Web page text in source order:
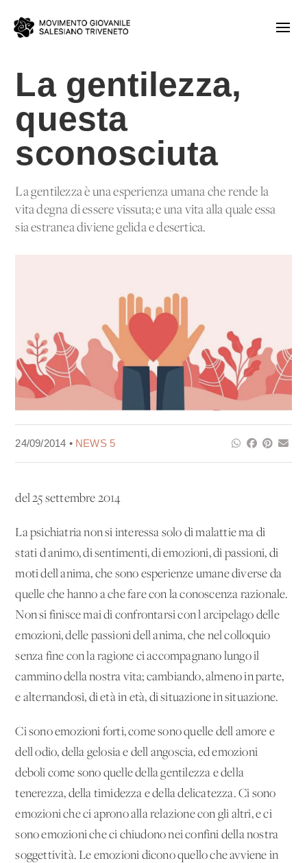
La gentilezza,
questa
sconosciuta
La gentilezza è una esperienza umana che rende la
vita degna di essere vissuta; e una vita alla quale essa
sia estranea diviene gelida e desertica.
24/09/2014 • NEWS 5
del 25 settembre 2014
La psichiatria non si interessa solo di malattie ma di
stati d'animo, di sentimenti, di emozioni, di passioni, di
moti dell'anima, che sono esperienze umane diverse da
quelle che hanno a che fare con la conoscenza razionale.
Non si finisce mai di confrontarsi con l'arcipelago delle
emozioni, delle passioni dell'anima, che nel colloquio
senza fine con la ragione ci accompagnano lungo il
cammino della nostra vita; cambiando, almeno in parte,
e alternandosi, di età in età, di situazione in situazione.
Ci sono emozioni forti, come sono quelle dell'amore e
dell'odio, della gelosia e dell'angoscia, ed emozioni
deboli come sono quelle della gentilezza e della
tenerezza, della timidezza e della delicatezza. Ci sono
emozioni che ci aprono alla relazione con gli altri, e ci
sono emozioni che ci chiudono nei confini della nostra
soggettività. Le emozioni dicono quello che avviene in